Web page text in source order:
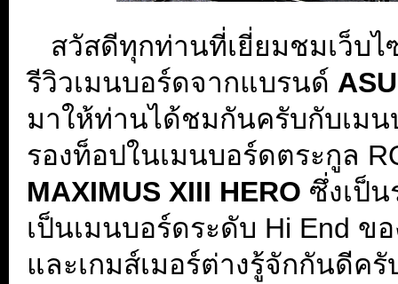
สวัสดีทุกท่านที่เยี่ยมชมเว็บ
รีวิวเมนบอร์ดจากแบรนด์
มาให้ท่านได้ชมกันครับกับเม
รองท็อปในเมนบอร์ดตระกูล
MAXIMUS XIII HERO ซึ่งเป็
เป็นเมนบอร์ดระดับ Hi End ข
และเกมส์เมอร์ต่างรู้จักกันดีค